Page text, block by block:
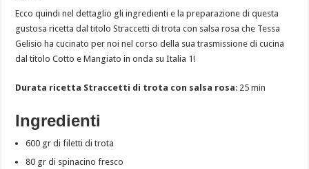
Ecco quindi nel dettaglio gli ingredienti e la preparazione di questa
gustosa ricetta dal titolo Straccetti di trota con salsa rosa che Tessa
Gelisio ha cucinato per noi nel corso della sua trasmissione di cucina
dal titolo Cotto e Mangiato in onda su Italia 1!
Durata ricetta Straccetti di trota con salsa rosa: 25 min
Ingredienti
600 gr di filetti di trota
80 gr di spinacino fresco